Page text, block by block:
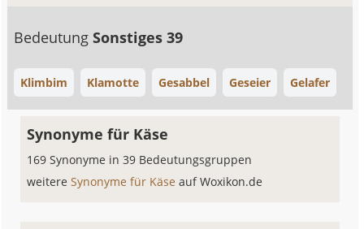
BedeutungSonstiges 39
Klimbim Klamotte Gesabbel Geseier Gelafer
Synonyme für Käse
169 Synonyme in 39 Bedeutungsgruppen
weitereSynonyme für Käseauf Woxikon.de